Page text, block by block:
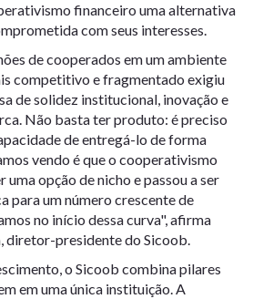
financeiro uma alternativa
com seus interesses.
de cooperados em um ambiente
competitivo e fragmentado exigiu
de solidez institucional, inovação e
Não basta ter produto: é preciso
de entregá-lo de forma
vendo é que o cooperativismo
opção de nicho e passou a ser
para um número crescente de
no início dessa curva", afirma
diretor-presidente do Sicoob.
o Sicoob combina pilares
em uma única instituição. A